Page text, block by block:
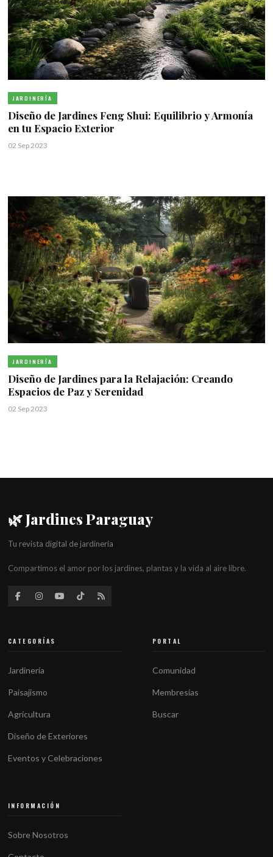
JARDINERÍA
Diseño de Jardines Feng Shui: Equilibrio y Armonía
en tu Espacio Exterior
02 Sep 2023
JARDINERÍA
Diseño de Jardines para la Relajación: Creando
Espacios de Paz y Serenidad
02 Sep 2023
🌿 Jardines Paraguay
Tu revista digital de jardinería
Compartimos el amor por los jardines, plantas y la vida al aire libre.
CATEGORÍAS
Jardinería
Paisajismo
Agricultura
Diseño de Exteriores
Eventos y Celebraciones
PORTAL
Comunidad
Membresías
Buscar
INFORMACIÓN
Sobre Nosotros